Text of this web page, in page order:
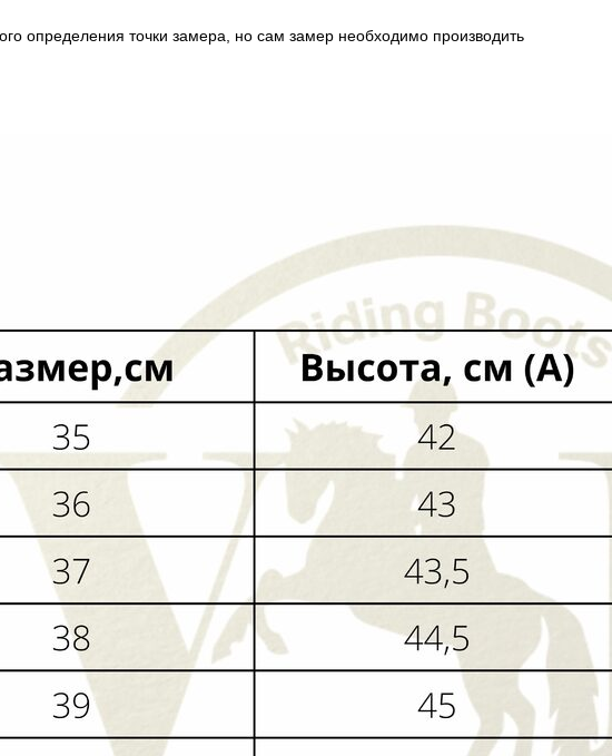
определения точки замера, но сам замер необходимо производить